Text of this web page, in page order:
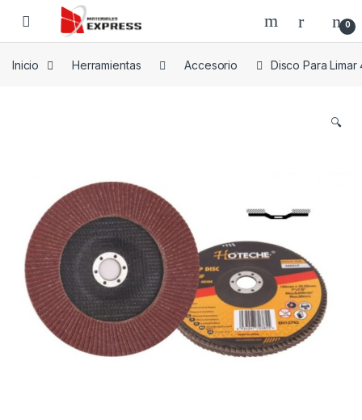
Skip to navigation
Skip to content
0
Inicio Herramientas Accesorio Disco Para Limar
🔍